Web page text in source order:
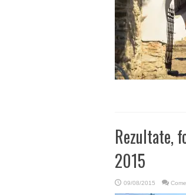
Rezultate,
2015
09/08/2015